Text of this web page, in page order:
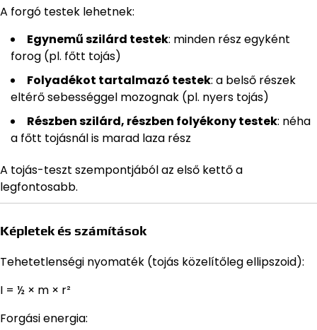
A forgó testek lehetnek:
Egynemű szilárd testek: minden rész egyként
forog (pl. főtt tojás)
Folyadékot tartalmazó testek: a belső részek
eltérő sebességgel mozognak (pl. nyers tojás)
Részben szilárd, részben folyékony testek: néha
a főtt tojásnál is marad laza rész
A tojás-teszt szempontjából az első kettő a
legfontosabb.
Képletek és számítások
Tehetetlenségi nyomaték (tojás közelítőleg ellipszoid):
I = ½ × m × r²
Forgási energia: